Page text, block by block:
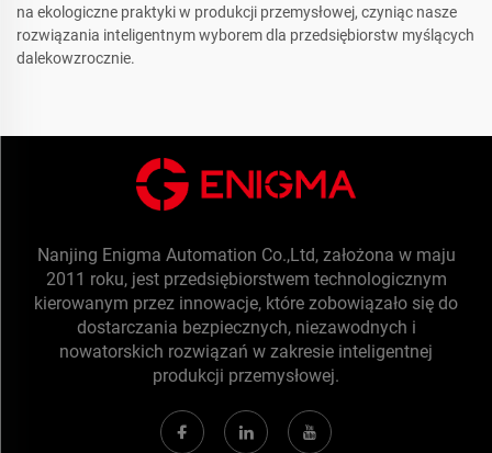
na ekologiczne praktyki w produkcji przemysłowej, czyniąc nasze
rozwiązania inteligentnym wyborem dla przedsiębiorstw myślących
dalekowzrocznie.
Nanjing Enigma Automation Co.,Ltd, założona w maju
2011 roku, jest przedsiębiorstwem technologicznym
kierowanym przez innowacje, które zobowiązało się do
dostarczania bezpiecznych, niezawodnych i
nowatorskich rozwiązań w zakresie inteligentnej
produkcji przemysłowej.